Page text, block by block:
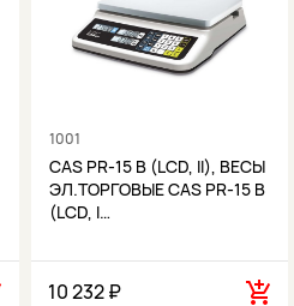
1001
CAS PR-15 B (LCD, II), ВЕСЫ
ЭЛ.ТОРГОВЫЕ CAS PR-15 B
(LCD, I…
10 232 ₽